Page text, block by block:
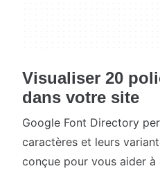
Visualiser 20
dans votre site
Google Font Directory
caractères et leurs
conçue pour vous aider